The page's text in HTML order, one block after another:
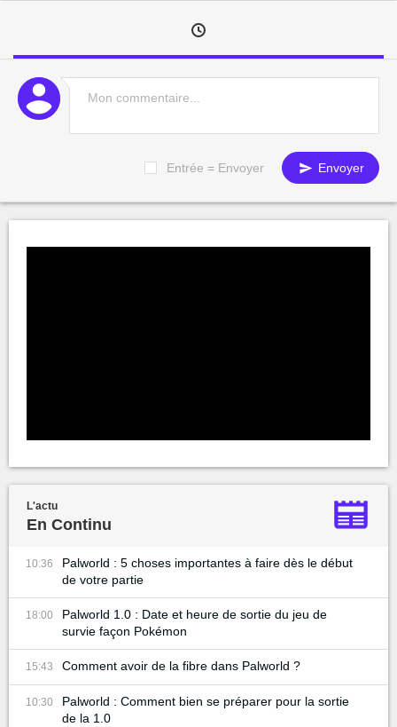
Entrée = Envoyer Envoyer
L'actu
En Continu
10:36
Palworld : 5 choses importantes à faire dès le début
de votre partie
18:00
Palworld 1.0 : Date et heure de sortie du jeu de
survie façon Pokémon
15:43 Comment avoir de la fibre dans Palworld ?
10:30
Palworld : Comment bien se préparer pour la sortie
de la 1.0